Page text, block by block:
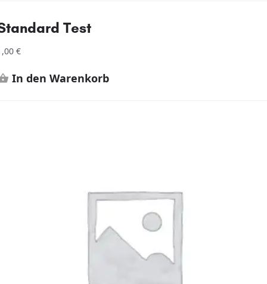
Test
€
In den Warenkorb